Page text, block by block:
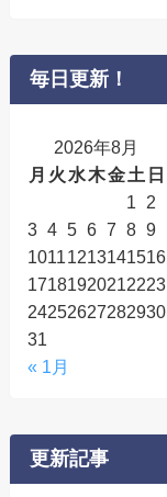
毎日更新！
2026年8月
月 火 水木金土 日
1
2
3 4 5 6 7 8 9
10111213141516
17181920212223
24252627282930
31
« 1月
更新記事